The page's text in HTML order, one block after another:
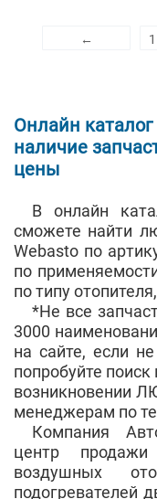
← 1
Онлайн
наличие
цены
В онлайн
сможете найти
Webasto по
по
по типу
*Не все
3000
на сайте, если
попробуйте
возникновении
менеджерам по
Компания
центр
воздушных
подогревателей